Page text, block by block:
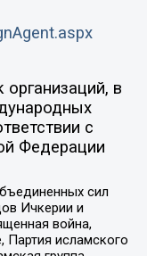
в
с
Федерации
сил
Ичкерии и
война,
Партия исламского